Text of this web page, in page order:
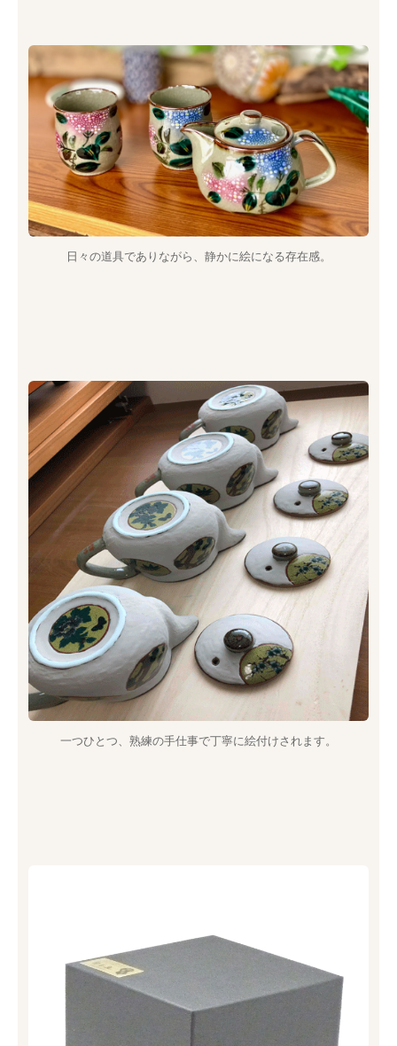
日々の道具でありながら、静かに絵になる存在感。
一つひとつ、熟練の手仕事で丁寧に絵付けされます。